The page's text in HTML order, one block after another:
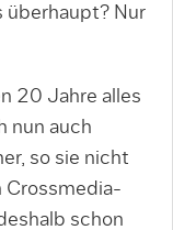
überhaupt? Nur
20 Jahre alles
nun auch
so sie nicht
Crossmedia-
schon